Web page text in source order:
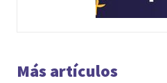
Más artículos